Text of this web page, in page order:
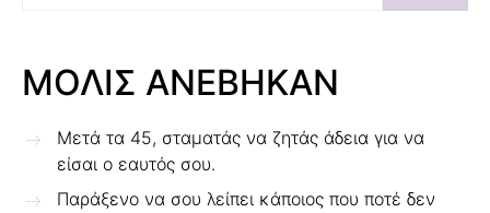
ΜΟΛΙΣ ΑΝΕΒΗΚΑΝ
Μετά τα 45, σταματάς να ζητάς άδεια για να
είσαι ο εαυτός σου.
Παράξενο να σου λείπει κάποιος που ποτέ δεν